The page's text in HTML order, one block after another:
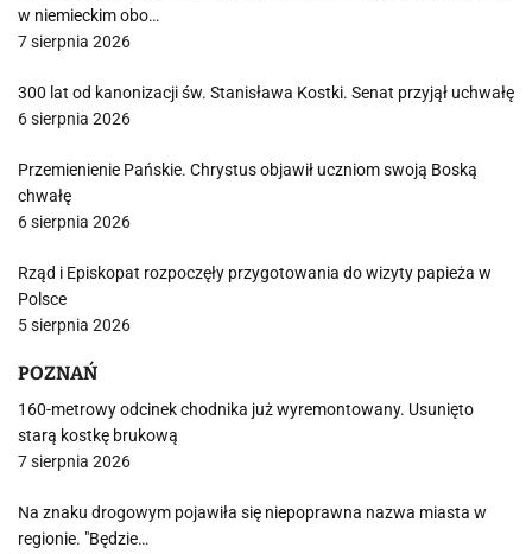
w niemieckim obo…
7 sierpnia 2026
300 lat od kanonizacji św. Stanisława Kostki. Senat przyjął uchwałę
6 sierpnia 2026
Przemienienie Pańskie. Chrystus objawił uczniom swoją Boską
chwałę
6 sierpnia 2026
Rząd i Episkopat rozpoczęły przygotowania do wizyty papieża w
Polsce
5 sierpnia 2026
POZNAŃ
160-metrowy odcinek chodnika już wyremontowany. Usunięto
starą kostkę brukową
7 sierpnia 2026
Na znaku drogowym pojawiła się niepoprawna nazwa miasta w
regionie. "Będzie…